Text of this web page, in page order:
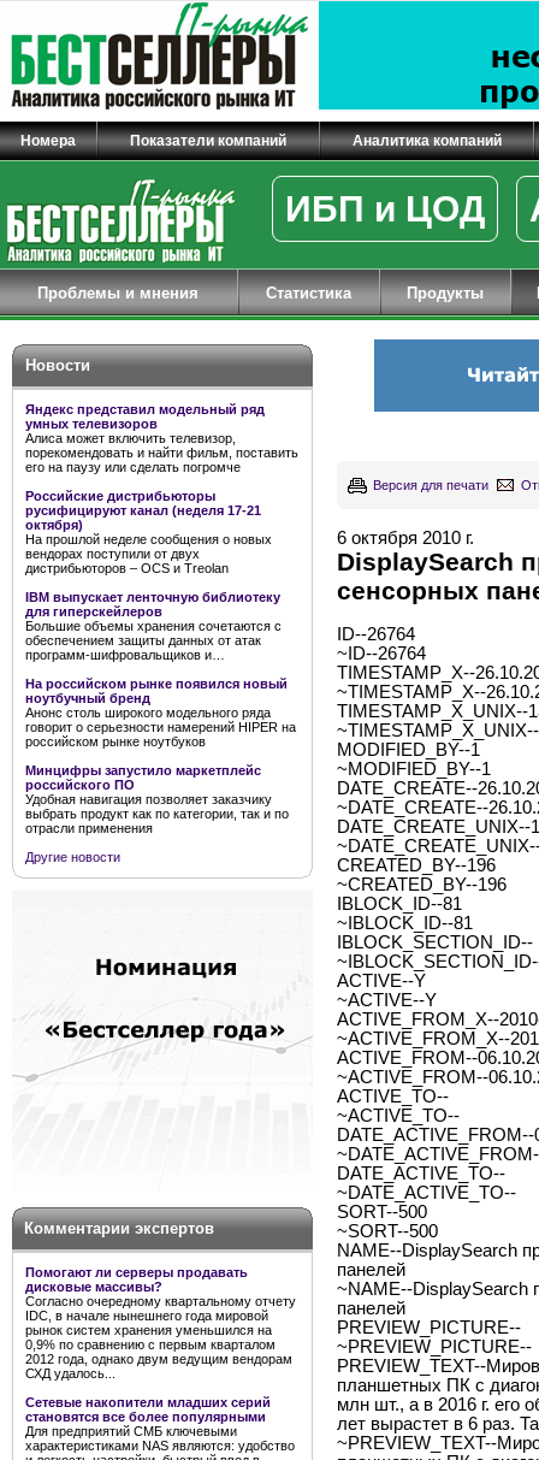
Номера Показатели компаний Аналитика компаний
ИБП и ЦОД
Проблемы и мнения Статистика Продукты
Новости
Яндекс представил модельный ряд
умных телевизоров
Алиса может включить телевизор,
порекомендовать и найти фильм, поставить
его на паузу или сделать погромче
Российские дистрибьюторы
русифицируют канал (неделя 17-21
октября)
На прошлой неделе сообщения о новых
вендорах поступили от двух
дистрибьюторов – OCS и Treolan
IBM выпускает ленточную библиотеку
для гиперскейлеров
Большие объемы хранения сочетаются с
обеспечением защиты данных от атак
программ-шифровальщиков и…
На российском рынке появился новый
ноутбучный бренд
Анонс столь широкого модельного ряда
говорит о серьезности намерений HIPER на
российском рынке ноутбуков
Минцифры запустило маркетплейс
российского ПО
Удобная навигация позволяет заказчику
выбрать продукт как по категории, так и по
отрасли применения
Другие новости
Комментарии экспертов
Помогают ли серверы продавать
дисковые массивы?
Согласно очередному квартальному отчету
IDC, в начале нынешнего года мировой
рынок систем хранения уменьшился на
0,9% по сравнению с первым кварталом
2012 года, однако двум ведущим вендорам
СХД удалось...
Сетевые накопители младших серий
становятся все более популярными
Для предприятий СМБ ключевыми
характеристиками NAS являются: удобство
Версия для печати
6 октября 2010 г.
DisplaySearch
сенсорных
ID--26764
~ID--26764
TIMESTAMP_X--
~TIMESTAMP_X--
TIMESTAMP_X_UNIX--
MODIFIED_BY--1
~MODIFIED_BY--1
DATE_CREATE--
~DATE_CREATE--
DATE_CREATE_UNIX--
CREATED_BY--196
~CREATED_BY--196
IBLOCK_ID--81
~IBLOCK_ID--81
IBLOCK_SECTION_ID--
ACTIVE--Y
~ACTIVE--Y
ACTIVE_FROM_X--
~ACTIVE_FROM_X--
ACTIVE_FROM--
~ACTIVE_FROM--
ACTIVE_TO--
~ACTIVE_TO--
DATE_ACTIVE_FROM--
DATE_ACTIVE_TO--
~DATE_ACTIVE_TO--
SORT--500
~SORT--500
NAME--DisplaySearch
панелей
~NAME--DisplaySearch
панелей
PREVIEW_PICTURE--
~PREVIEW_PICTURE--
PREVIEW_TEXT--
планшетных ПК с
млн шт., а в 2016 г. его
лет вырастет в 6 раз.
~PREVIEW_TEXT--